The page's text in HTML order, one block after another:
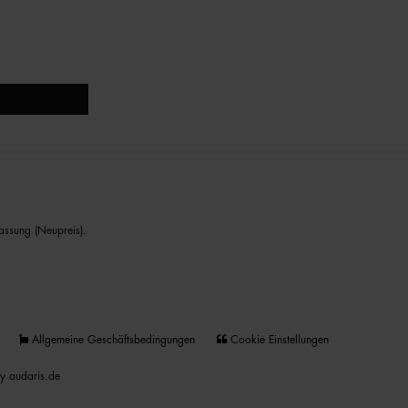
(Neupreis).
Allgemeine Geschäftsbedingungen Cookie Einstellungen
audaris.de